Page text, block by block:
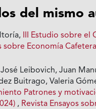
del mismo
III Estudio sobre el
sobre Economía
Leibovich, Juan
Buitrago, Valeria
Patrones y
, Revista Ensayos